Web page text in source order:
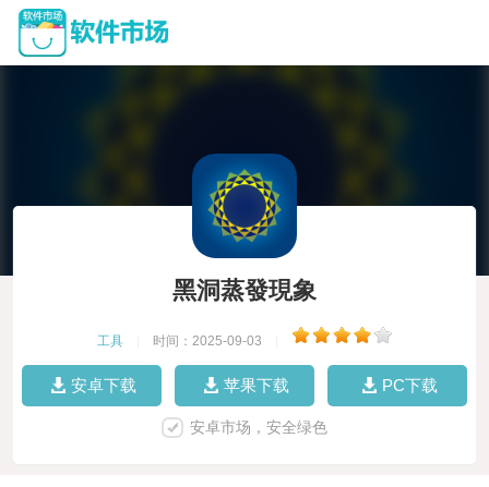
黑洞蒸發現象
工具 时间：2025-09-03
安卓下载 苹果下载 PC下载
安卓市场，安全绿色